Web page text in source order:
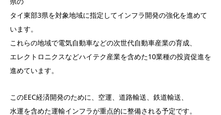
タイ東部3県を対象地域に指定してインフラ開発の強化を進めて
います。
これらの地域で電気自動車などの次世代自動車産業の育成、
エレクトロニクスなどハイテク産業を含めた10業種の投資促進を
進めています。
このEEC経済開発のために、空運、道路輸送、鉄道輸送、
水運を含めた運輸インフラが重点的に整備される予定です。